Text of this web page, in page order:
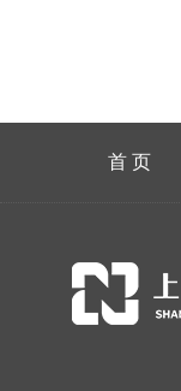
首 页